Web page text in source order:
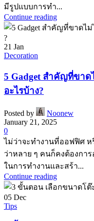
มีรูปแบบการทำ...
Continue reading
21 Jan
Decoration
5 Gadget สำคัญที่ขาด
อะไรบ้าง?
Posted by
Noonew
January 21, 2025
0
ไม่ว่าจะทำงานที่ออฟฟิศ ห
ว่าหลาย ๆ คนก็คงต้องกา
ในการทำงานและสร้า...
Continue reading
05 Dec
Tips